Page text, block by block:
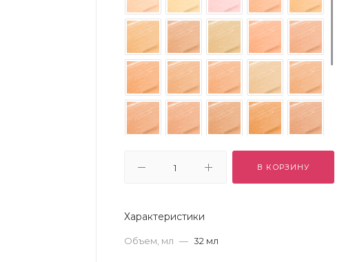
В КОРЗИНУ
Характеристики
Объем, мл — 32 мл